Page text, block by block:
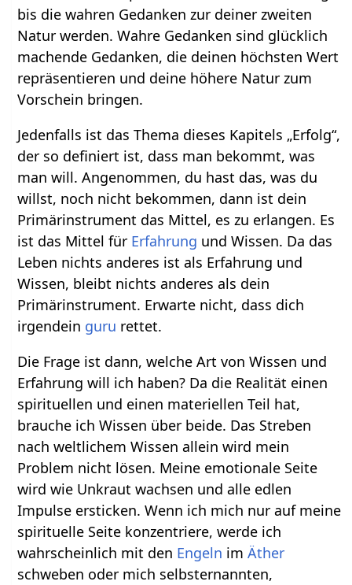
bis die wahren Gedanken zur deiner zweiten
Natur werden. Wahre Gedanken sind glücklich
machende Gedanken, die deinen höchsten Wert
repräsentieren und deine höhere Natur zum
Vorschein bringen.
Jedenfalls ist das Thema dieses Kapitels „Erfolg“,
der so definiert ist, dass man bekommt, was
man will. Angenommen, du hast das, was du
willst, noch nicht bekommen, dann ist dein
Primärinstrument das Mittel, es zu erlangen. Es
ist das Mittel für Erfahrung und Wissen. Da das
Leben nichts anderes ist als Erfahrung und
Wissen, bleibt nichts anderes als dein
Primärinstrument. Erwarte nicht, dass dich
irgendein guru rettet.
Die Frage ist dann, welche Art von Wissen und
Erfahrung will ich haben? Da die Realität einen
spirituellen und einen materiellen Teil hat,
brauche ich Wissen über beide. Das Streben
nach weltlichem Wissen allein wird mein
Problem nicht lösen. Meine emotionale Seite
wird wie Unkraut wachsen und alle edlen
Impulse ersticken. Wenn ich mich nur auf meine
spirituelle Seite konzentriere, werde ich
wahrscheinlich mit den Engeln imÄther
schweben oder mich selbsternannten,